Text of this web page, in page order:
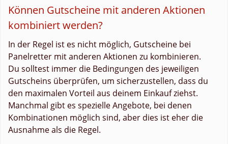
Können Gutscheine mit anderen Aktionen
kombiniert werden?
In der Regel ist es nicht möglich, Gutscheine bei
Panelretter mit anderen Aktionen zu kombinieren.
Du solltest immer die Bedingungen des jeweiligen
Gutscheins überprüfen, um sicherzustellen, dass du
den maximalen Vorteil aus deinem Einkauf ziehst.
Manchmal gibt es spezielle Angebote, bei denen
Kombinationen möglich sind, aber dies ist eher die
Ausnahme als die Regel.